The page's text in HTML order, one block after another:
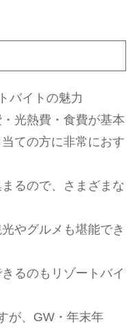
バイトの魅力
光熱費・食費が基本
ての方に非常におす
るので、さまざまな
やグルメも堪能でき
るのもリゾートバイ
が、GW・年末年